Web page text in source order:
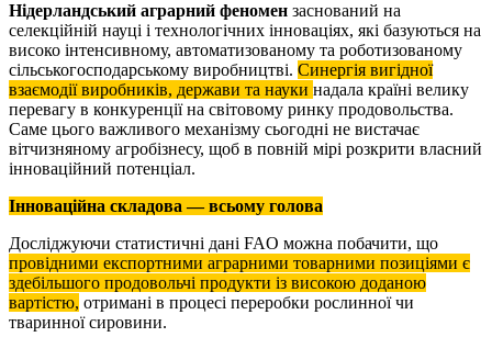
Нідерландський аграрний феномен заснований на
селекційній науці і технологічних інноваціях, які базуються на
високо інтенсивному, автоматизованому та роботизованому
сільськогосподарському виробництві. Синергія вигідної
взаємодії виробників, держави та науки надала країні велику
перевагу в конкуренції на світовому ринку продовольства.
Саме цього важливого механізму сьогодні не вистачає
вітчизняному агробізнесу, щоб в повній мірі розкрити власний
інноваційний потенціал.
Інноваційна складова — всьому голова
Досліджуючи статистичні дані FAO можна побачити, що
провідними експортними аграрними товарними позиціями є
здебільшого продовольчі продукти із високою доданою
вартістю, отримані в процесі переробки рослинної чи
тваринної сировини.